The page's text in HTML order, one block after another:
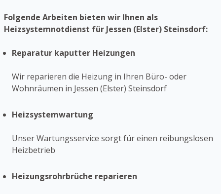
Folgende Arbeiten bieten wir Ihnen als
Heizsystemnotdienst für Jessen (Elster) Steinsdorf:
Reparatur kaputter Heizungen
Wir reparieren die Heizung in Ihren Büro- oder
Wohnräumen in Jessen (Elster) Steinsdorf
Heizsystemwartung
Unser Wartungsservice sorgt für einen reibungslosen
Heizbetrieb
Heizungsrohrbrüche reparieren